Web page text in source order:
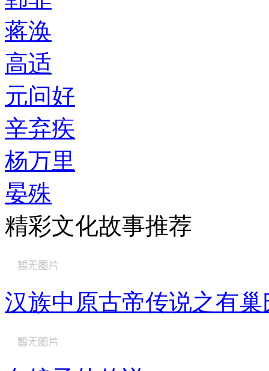
蒋涣
高适
元问好
辛弃疾
杨万里
晏殊
精彩文化故事推荐
汉族中原古帝传说之有巢